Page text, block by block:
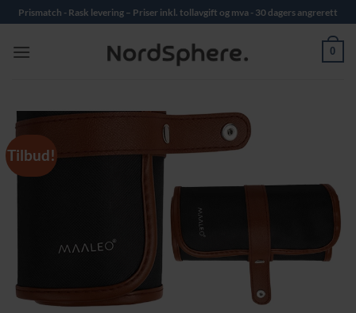
Skip
to
content
Prismatch - Rask levering – Priser inkl. tollavgift og mva - 30 dagers angrerett
0
Tilbud!